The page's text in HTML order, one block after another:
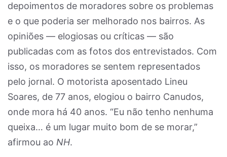
depoimentos de moradores sobre os problemas
e o que poderia ser melhorado nos bairros. As
opiniões — elogiosas ou críticas — são
publicadas com as fotos dos entrevistados. Com
isso, os moradores se sentem representados
pelo jornal. O motorista aposentado Lineu
Soares, de 77 anos, elogiou o bairro Canudos,
onde mora há 40 anos. “Eu não tenho nenhuma
queixa… é um lugar muito bom de se morar,”
afirmou ao NH.